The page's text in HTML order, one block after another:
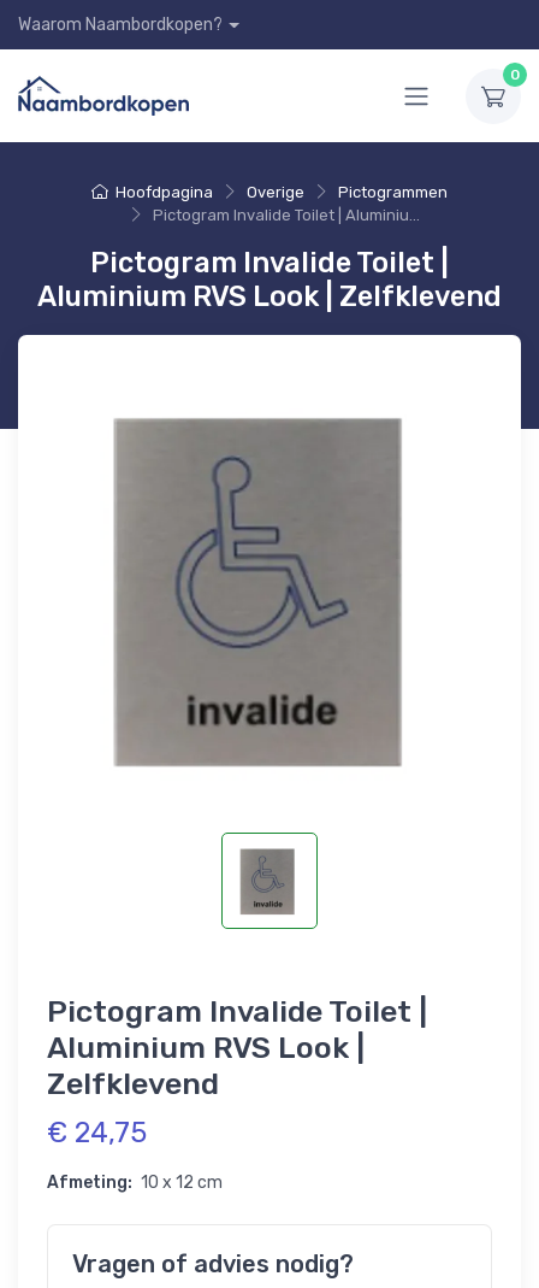
Waarom Naambordkopen?
0
Hoofdpagina Overige
Pictogrammen
Pictogram Invalide Toilet | Aluminium RVS Look | Zelfklevend
Pictogram Invalide Toilet |
Aluminium RVS Look | Zelfklevend
Pictogram Invalide Toilet |
Aluminium RVS Look |
Zelfklevend
€ 24,75
Afmeting: 10 x 12 cm
Vragen of advies nodig?